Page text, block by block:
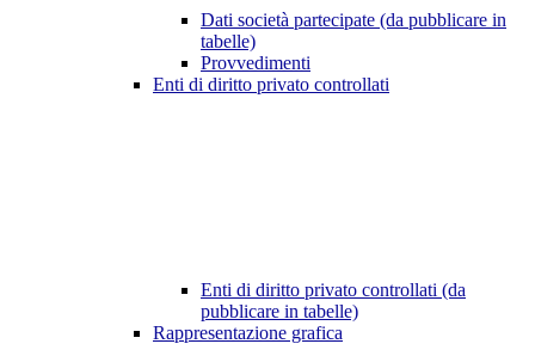
Dati società partecipate (da pubblicare in
tabelle)
Provvedimenti
Enti di diritto privato controllati
Enti di diritto privato controllati (da
pubblicare in tabelle)
Rappresentazione grafica